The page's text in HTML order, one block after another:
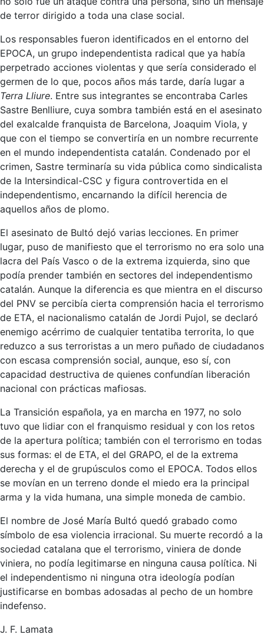
de terror dirigido a toda una clase social.
Los responsables fueron identificados en el entorno del
EPOCA, un grupo independentista radical que ya había
perpetrado acciones violentas y que sería considerado el
germen de lo que, pocos años más tarde, daría lugar a
Terra Lliure. Entre sus integrantes se encontraba Carles
Sastre Benlliure, cuya sombra también está en el asesinato
del exalcalde franquista de Barcelona, Joaquim Viola, y
que con el tiempo se convertiría en un nombre recurrente
en el mundo independentista catalán. Condenado por el
crimen, Sastre terminaría su vida pública como sindicalista
de la Intersindical-CSC y figura controvertida en el
independentismo, encarnando la difícil herencia de
aquellos años de plomo.
El asesinato de Bultó dejó varias lecciones. En primer
lugar, puso de manifiesto que el terrorismo no era solo una
lacra del País Vasco o de la extrema izquierda, sino que
podía prender también en sectores del independentismo
catalán. Aunque la diferencia es que mientra en el discurso
del PNV se percibía cierta comprensión hacia el terrorismo
de ETA, el nacionalismo catalán de Jordi Pujol, se declaró
enemigo acérrimo de cualquier tentatiba terrorita, lo que
reduzco a sus terroristas a un mero puñado de ciudadanos
con escasa comprensión social, aunque, eso sí, con
capacidad destructiva de quienes confundían liberación
nacional con prácticas mafiosas.
La Transición española, ya en marcha en 1977, no solo
tuvo que lidiar con el franquismo residual y con los retos
de la apertura política; también con el terrorismo en todas
sus formas: el de ETA, el del GRAPO, el de la extrema
derecha y el de grupúsculos como el EPOCA. Todos ellos
se movían en un terreno donde el miedo era la principal
arma y la vida humana, una simple moneda de cambio.
El nombre de José María Bultó quedó grabado como
símbolo de esa violencia irracional. Su muerte recordó a la
sociedad catalana que el terrorismo, viniera de donde
viniera, no podía legitimarse en ninguna causa política. Ni
el independentismo ni ninguna otra ideología podían
justificarse en bombas adosadas al pecho de un hombre
indefenso.
J. F. Lamata